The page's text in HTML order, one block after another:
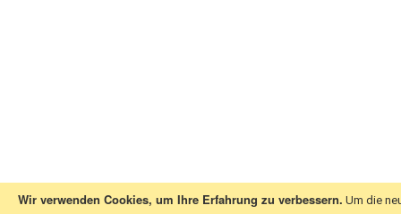
Wir verwenden Cookies, um Ihre Erfahrung zu verbessern. Um die